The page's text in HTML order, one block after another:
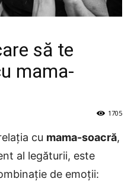
să te
mama-
1705
cu mama-soacră,
al legăturii, este
de emoții: